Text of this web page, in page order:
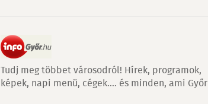
Tudj meg többet városodról! Hírek, programok,
képek, napi menü, cégek…. és minden, ami Győr